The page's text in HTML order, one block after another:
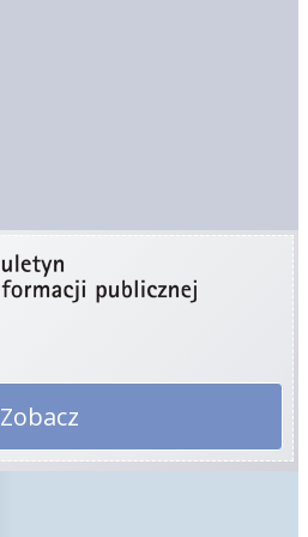
Zobacz